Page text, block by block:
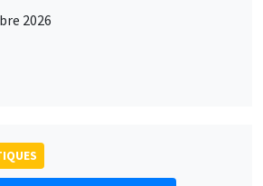
2026